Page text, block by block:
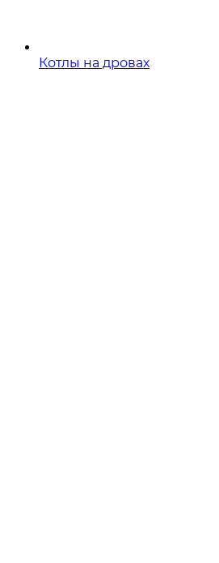
Котлы на дровах